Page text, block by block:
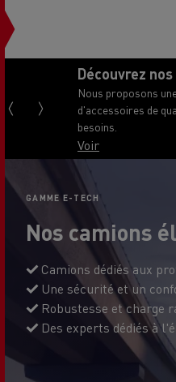
Découvrez
Nous proposons
d'accessoires de
besoins.
Voir
GAMME E-TECH
Nos camions
Camions dédiés aux
Une sécurité et un
Robustesse et charge
Des experts dédiés à